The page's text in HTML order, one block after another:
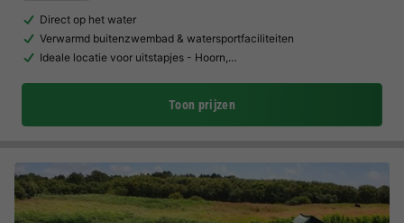
Direct op het water
Verwarmd buitenzwembad & watersportfaciliteiten
Ideale locatie voor uitstapjes - Hoorn,…
Toon prijzen